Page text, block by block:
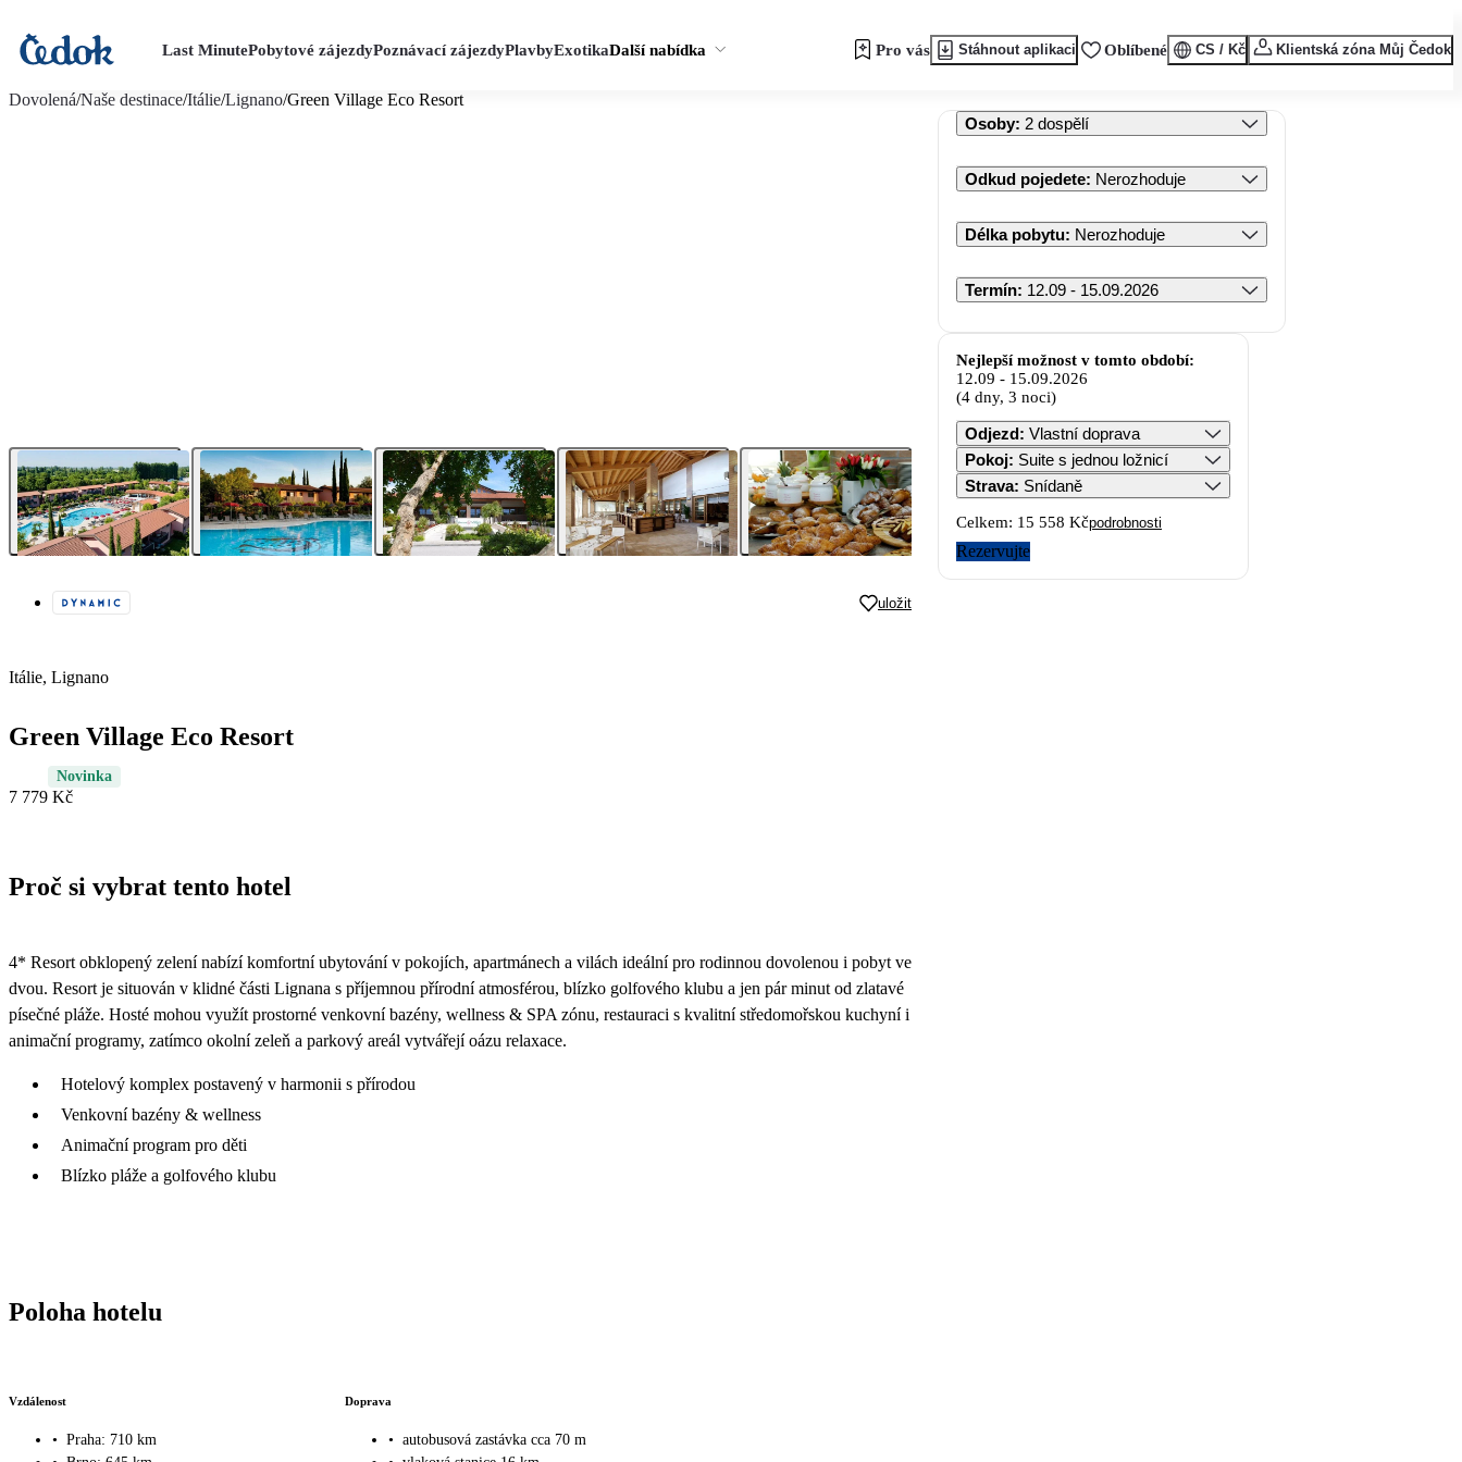
Last MinutePobytové zájezdyPoznávací zájezdyPlavbyExotikaDalší nabídka Pro vás Stáhnout aplikaci Oblíbené CS / Kč Klientská zóna Můj Čedok
Dovolená/Naše destinace/Itálie/Lignano/Green Village Eco Resort
uložit
Itálie, Lignano
Green Village Eco Resort
Novinka
7 779 Kč
Proč si vybrat tento hotel
4* Resort obklopený zelení nabízí komfortní ubytování v pokojích, apartmánech a vilách ideální pro rodinnou dovolenou i pobyt ve
dvou. Resort je situován v klidné části Lignana s příjemnou přírodní atmosférou, blízko golfového klubu a jen pár minut od zlatavé
písečné pláže. Hosté mohou využít prostorné venkovní bazény, wellness & SPA zónu, restauraci s kvalitní středomořskou kuchyní i
animační programy, zatímco okolní zeleň a parkový areál vytvářejí oázu relaxace.
Hotelový komplex postavený v harmonii s přírodou
Venkovní bazény & wellness
Animační program pro děti
Blízko pláže a golfového klubu
Poloha hotelu
Vzdálenost
• Praha: 710 km
Doprava
• autobusová zastávka cca 70 m
Osoby: 2 dospělí
Odkud pojedete: Nerozhoduje
Délka pobytu: Nerozhoduje
Termín: 12.09 - 15.09.2026
Nejlepší možnost v tomto období:
12.09 - 15.09.2026
(4 dny, 3 noci)
Odjezd: Vlastní doprava
Pokoj:
Suite s jednou ložnicí
Strava: Snídaně
Celkem: 15 558 Kčpodrobnosti
Rezervujte